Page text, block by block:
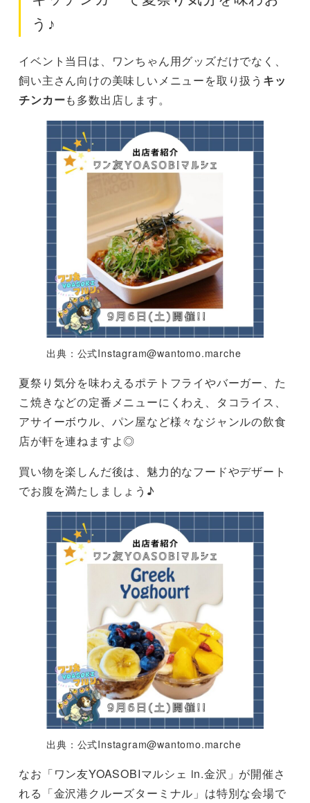
う♪
イベント当日は、ワンちゃん用グッズだけでなく、
飼い主さん向けの美味しいメニューを取り扱う キッ
チンカーも多数出店します。
出典：公式Instagram@wantomo.marche
夏祭り気分を味わえるポテトフライやバーガー、た
こ焼きなどの定番メニューにくわえ、タコライス、
アサイーボウル、パン屋など様々なジャンルの飲食
店が軒を連ねますよ◎
買い物を楽しんだ後は、魅力的なフードやデザート
でお腹を満たしましょう♪
出典：公式Instagram@wantomo.marche
なお「ワン友YOASOBIマルシェ in.金沢」が開催さ
れる「金沢港クルーズターミナル」は特別な会場で